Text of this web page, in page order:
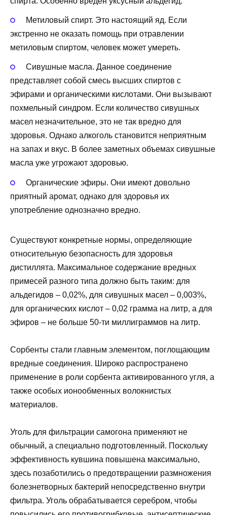
Метиловый спирт. Это настоящий яд. Если
экстренно не оказать помощь при отравлении
метиловым спиртом, человек может умереть.
Сивушные масла. Данное соединение
представляет собой смесь высших спиртов с
эфирами и органическими кислотами. Они вызывают
похмельный синдром. Если количество сивушных
масел незначительное, это не так вредно для
здоровья. Однако алкоголь становится неприятным
на запах и вкус. В более заметных объемах сивушные
масла уже угрожают здоровью.
Органические эфиры. Они имеют довольно
приятный аромат, однако для здоровья их
употребление однозначно вредно.
Существуют конкретные нормы, определяющие
относительную безопасность для здоровья
дистиллята. Максимальное содержание вредных
примесей разного типа должно быть таким: для
альдегидов – 0,02%, для сивушных масел – 0,003%,
для органических кислот – 0,02 грамма на литр, а для
эфиров – не больше 50-ти миллиграммов на литр.
Сорбенты стали главным элементом, поглощающим
вредные соединения. Широко распространено
применение в роли сорбента активированного угля, а
также особых ионообменных волокнистых
материалов.
Уголь для фильтрации самогона применяют не
обычный, а специально подготовленный. Поскольку
эффективность кувшина повышена максимально,
здесь позаботились о предотвращении размножения
болезнетворных бактерий непосредственно внутри
фильтра. Уголь обрабатывается серебром, чтобы